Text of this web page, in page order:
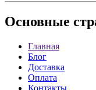
Основные
Главная
Блог
Доставка
Оплата
Контакты